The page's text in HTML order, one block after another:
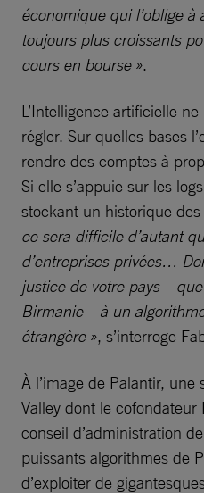
économique qui l’oblige à
toujours plus croissants
cours en bourse ».
L’Intelligence artificielle
régler. Sur quelles bases
rendre des comptes à
Si elle s’appuie sur les
stockant un historique
ce sera difficile d’autant
d’entreprises privées…
justice de votre pays –
Birmanie – à un
étrangère », s’interroge
À l’image de Palantir,
Valley dont le cofondateur
conseil d’administration
puissants algorithmes de
d’exploiter de